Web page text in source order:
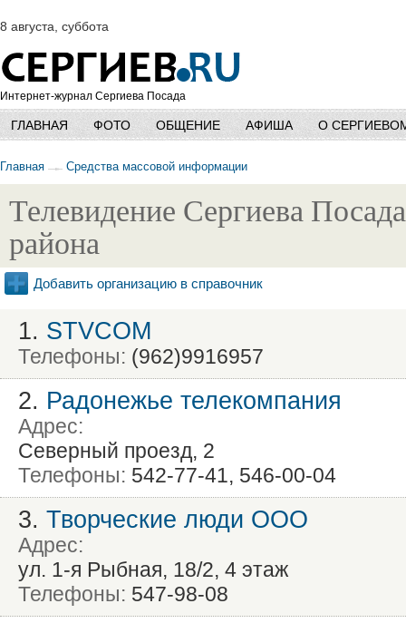
8 августа, суббота
Интернет-журнал Сергиева Посада
ГЛАВНАЯ ФОТО ОБЩЕНИЕ АФИША О
Главная Средства массовой информации
Телевидение Сергиева
района
Добавить организацию в справочник
1. STVCOM
Телефоны: (962)9916957
2. Радонежье телекомпания
Адрес:
Северный проезд, 2
Телефоны: 542-77-41, 546-00-04
3. Творческие люди ООО
Адрес:
ул. 1-я Рыбная, 18/2, 4 этаж
Телефоны: 547-98-08